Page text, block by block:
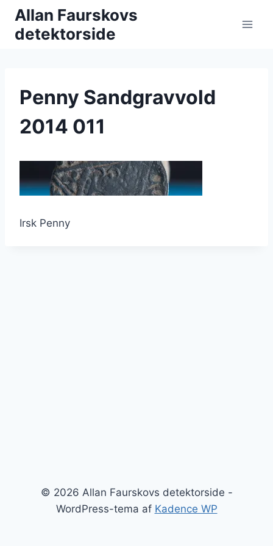
Fortsæt
indhold
Allan Faurskovs
detektorside
Penny Sandgravvold
2014 011
Irsk Penny
© 2026 Allan Faurskovs detektorside -
WordPress-tema af Kadence WP